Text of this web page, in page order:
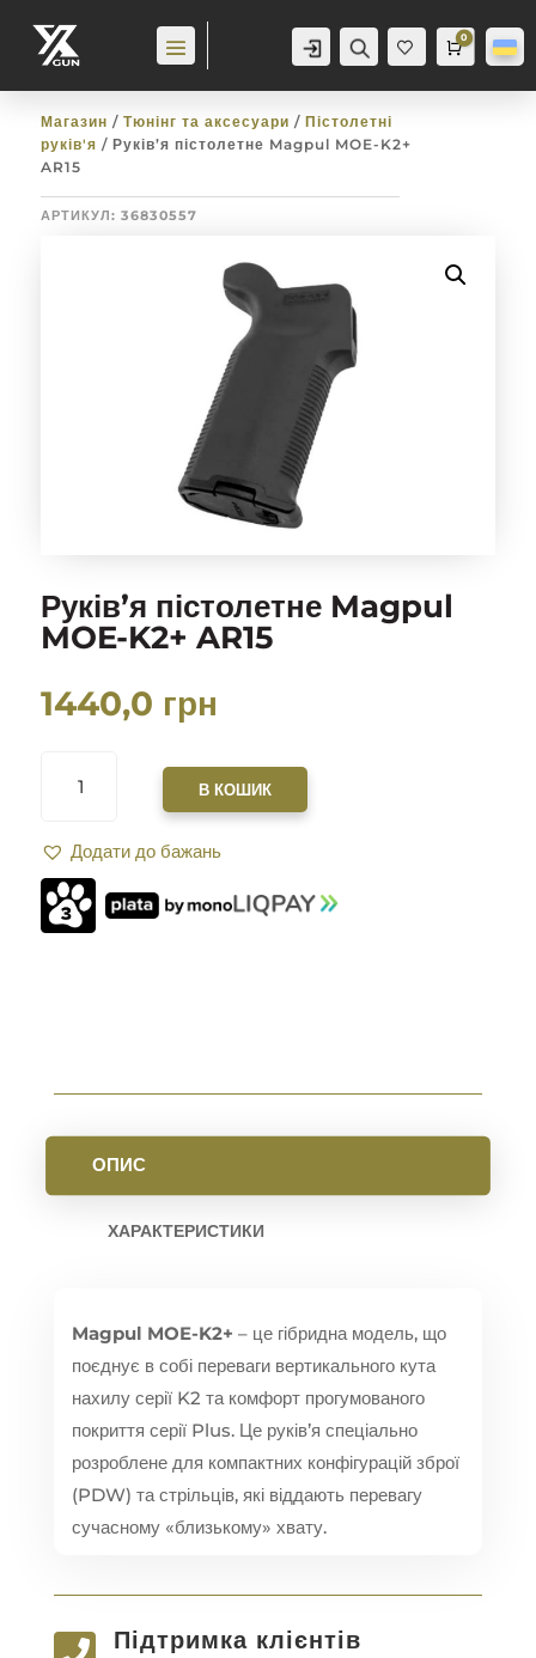
Аккаунт Пошук
Баж
анн
Cart
0
0,0грн
Магазин / Тюнінг та аксесуари / Пістолетні
руків'я / Руків’я пістолетне Magpul MOE-K2+
AR15
АРТИКУЛ: 36830557
Руків’я пістолетне Magpul
MOE-K2+ AR15
1440,0 грн
ПІСТОЛЕТНЕ
K2+
AR15
КІЛЬКІСТЬ
В КОШИК
Додати до бажань
ОПИС
ХАРАКТЕРИСТИКИ
Magpul MOE-K2+ – це гібридна модель,що
поєднує в собі переваги вертикального кута
нахилу серії K2 та комфорт прогумованого
покриття серії Plus.Це руків’я спеціально
розроблене для компактних конфігурацій зброї
(PDW) та стрільців,які віддають перевагу
сучасному «близькому» хвату.
Підтримка клієнтів